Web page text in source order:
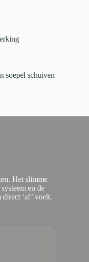
soepel schuiven
Het slimme
en de
‘af’ voelt.